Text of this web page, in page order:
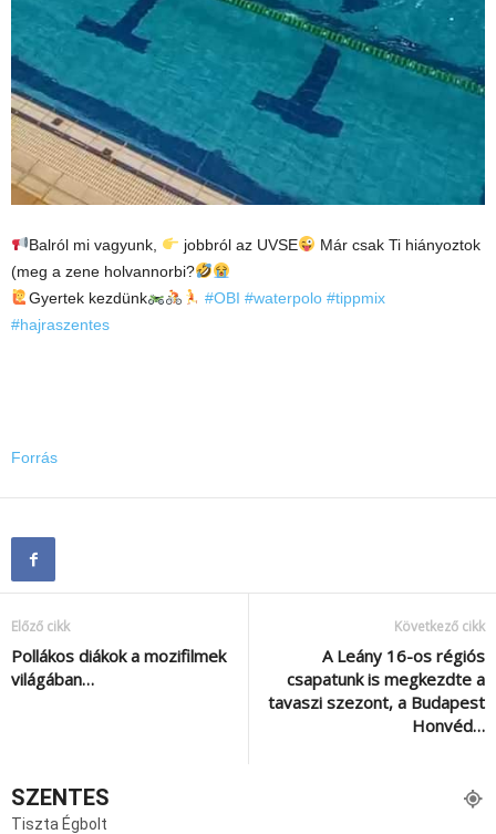
Balról mi vagyunk, jobbról az UVSE
Már csak Ti hiányoztok
(meg a zene holvannorbi?
Gyertek kezdünk
#OBI #waterpolo #tippmix
#hajraszentes
Forrás
Előző cikk
Pollákos diákok a mozifilmek
világában…
Következő cikk
A Leány 16-os régiós
csapatunk is megkezdte a
tavaszi szezont, a Budapest
Honvéd…
SZENTES
Tiszta Égbolt